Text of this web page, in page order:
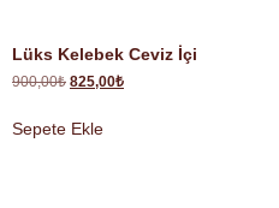
Lüks Kelebek Ceviz İçi
900,00₺ 825,00₺
Sepete Ekle